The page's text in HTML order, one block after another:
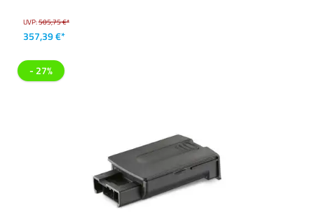
UVP:505,75 €*
357,39 €*
- 27%